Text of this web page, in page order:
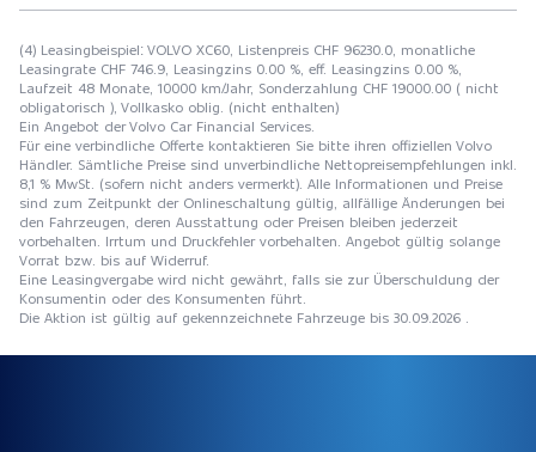
(4) Leasingbeispiel: VOLVO XC60, Listenpreis CHF 96230.0, monatliche
Leasingrate CHF 746.9, Leasingzins 0.00 %, eff. Leasingzins 0.00 %,
Laufzeit 48 Monate, 10000 km/Jahr, Sonderzahlung CHF 19000.00 ( nicht
obligatorisch ), Vollkasko oblig. (nicht enthalten)
Ein Angebot der Volvo Car Financial Services.
Für eine verbindliche Offerte kontaktieren Sie bitte ihren offiziellen Volvo
Händler. Sämtliche Preise sind unverbindliche Nettopreisempfehlungen inkl.
8,1 % MwSt. (sofern nicht anders vermerkt). Alle Informationen und Preise
sind zum Zeitpunkt der Onlineschaltung gültig, allfällige Änderungen bei
den Fahrzeugen, deren Ausstattung oder Preisen bleiben jederzeit
vorbehalten. Irrtum und Druckfehler vorbehalten. Angebot gültig solange
Vorrat bzw. bis auf Widerruf.
Eine Leasingvergabe wird nicht gewährt, falls sie zur Überschuldung der
Konsumentin oder des Konsumenten führt.
Die Aktion ist gültig auf gekennzeichnete Fahrzeuge bis 30.09.2026 .